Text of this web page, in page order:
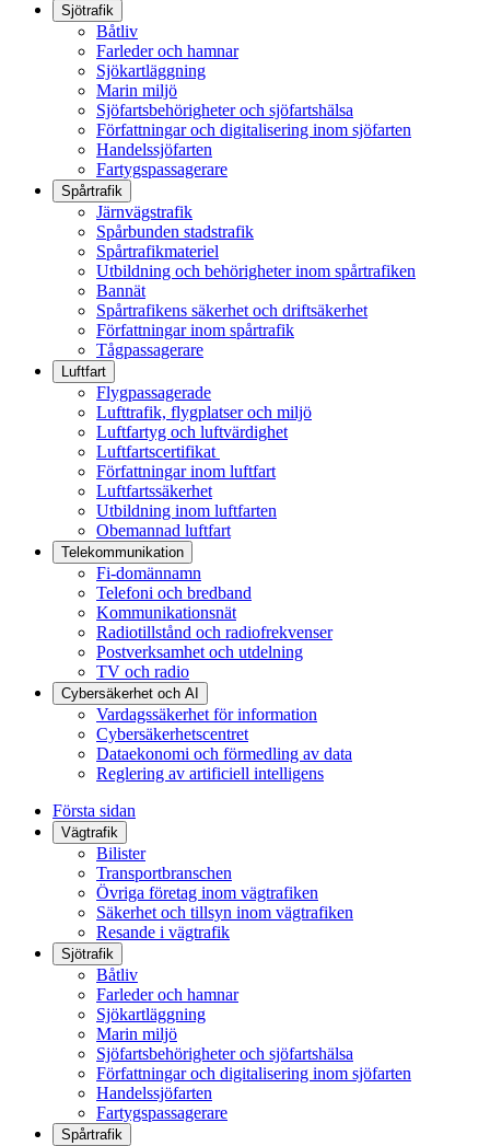
Sjötrafik
Båtliv
Farleder och hamnar
Sjökartläggning
Marin miljö
Sjöfartsbehörigheter och sjöfartshälsa
Författningar och digitalisering inom sjöfarten
Handelssjöfarten
Fartygspassagerare
Spårtrafik
Järnvägstrafik
Spårbunden stadstrafik
Spårtrafikmateriel
Utbildning och behörigheter inom spårtrafiken
Bannät
Spårtrafikens säkerhet och driftsäkerhet
Författningar inom spårtrafik
Tågpassagerare
Luftfart
Flygpassagerade
Lufttrafik, flygplatser och miljö
Luftfartyg och luftvärdighet
Luftfartscertifikat
Författningar inom luftfart
Luftfartssäkerhet
Utbildning inom luftfarten
Obemannad luftfart
Telekommunikation
Fi-domännamn
Telefoni och bredband
Kommunikationsnät
Radiotillstånd och radiofrekvenser
Postverksamhet och utdelning
TV och radio
Cybersäkerhet och AI
Vardagssäkerhet för information
Cybersäkerhetscentret
Dataekonomi och förmedling av data
Reglering av artificiell intelligens
Första sidan
Vägtrafik
Bilister
Transportbranschen
Övriga företag inom vägtrafiken
Säkerhet och tillsyn inom vägtrafiken
Resande i vägtrafik
Sjötrafik
Båtliv
Farleder och hamnar
Sjökartläggning
Marin miljö
Sjöfartsbehörigheter och sjöfartshälsa
Författningar och digitalisering inom sjöfarten
Handelssjöfarten
Fartygspassagerare
Spårtrafik